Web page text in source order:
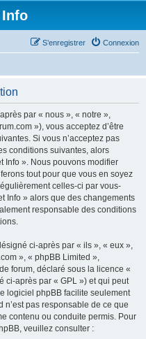
Info
Connexion
S’enregistrer
par « nous », « notre »,
»), vous acceptez d’être
Si vous n’acceptez pas
conditions suivantes, alors
Info ». Nous pouvons modifier
tout pour que vous en soyez
celles-ci par vous-
Info » alors que des changements
responsable des conditions
ci-après par « ils », « eux »,
», « phpBB Limited »,
forum, déclaré sous la licence «
ci-après par « GPL ») et qui peut
logiciel phpBB facilite seulement
n’est pas responsable de ce que
contenu ou conduite permis. Pour
veuillez consulter :